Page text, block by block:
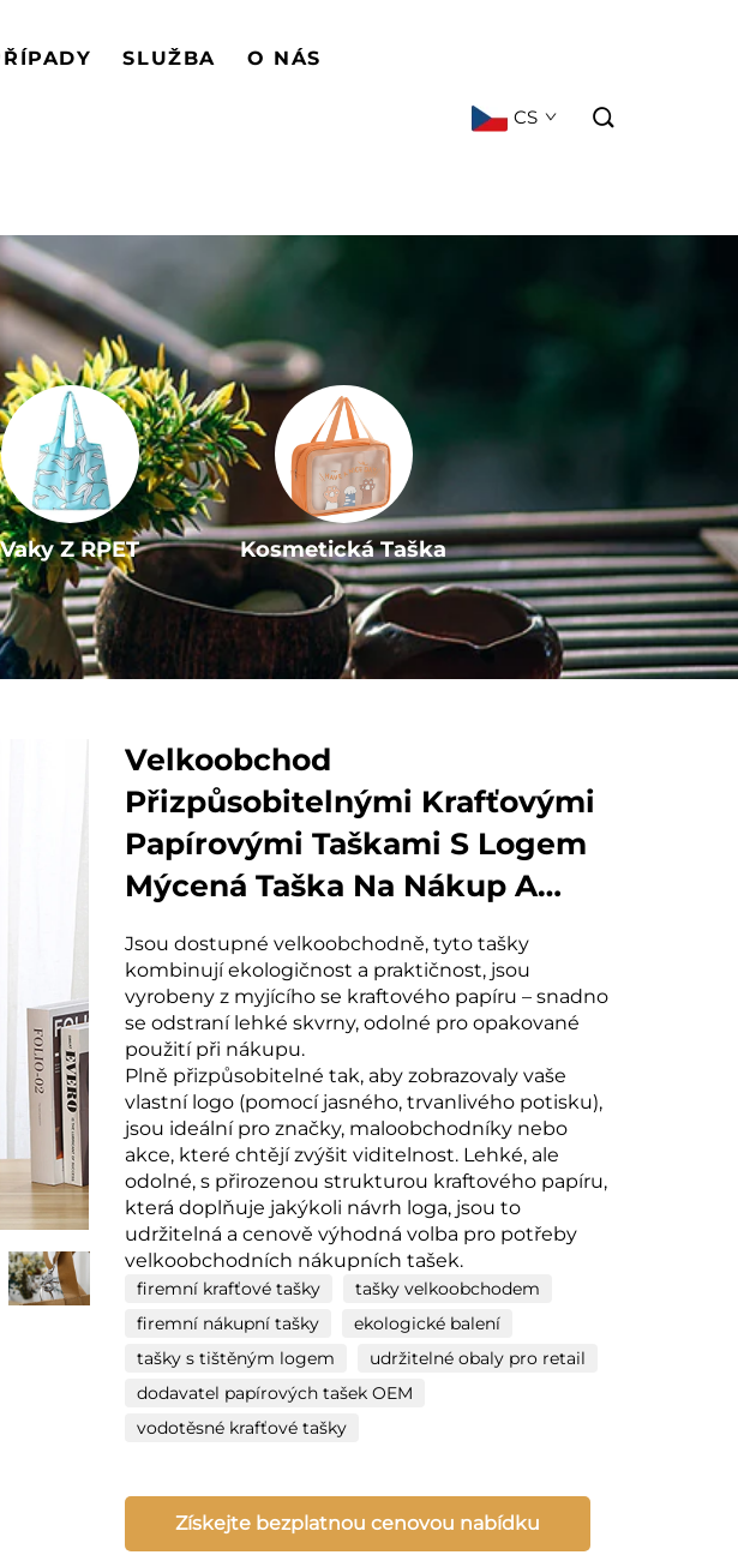
SLUŽBA O NÁS
CS
Vaky Z RPET Kosmetická Taška Kotva s provázkem
Velkoobchod
Přizpůsobitelnými Krafťovými
Papírovými Taškami S Logem
Mýcená Taška Na Nákup A
Zboží
Jsou dostupné velkoobchodně, tyto tašky
kombinují ekologičnost a praktičnost, jsou
vyrobeny z myjícího se kraftového papíru – snadno
se odstraní lehké skvrny, odolné pro opakované
použití při nákupu.
Plně přizpůsobitelné tak, aby zobrazovaly vaše
vlastní logo (pomocí jasného, trvanlivého potisku),
jsou ideální pro značky, maloobchodníky nebo
akce, které chtějí zvýšit viditelnost. Lehké, ale
odolné, s přirozenou strukturou kraftového papíru,
která doplňuje jakýkoli návrh loga, jsou to
udržitelná a cenově výhodná volba pro potřeby
velkoobchodních nákupních tašek.
firemní krafťové tašky
tašky velkoobchodem
firemní nákupní tašky
ekologické balení
tašky s tištěným logem
udržitelné obaly pro retail
dodavatel papírových tašek OEM
vodotěsné krafťové tašky
Získejte bezplatnou cenovou nabídku